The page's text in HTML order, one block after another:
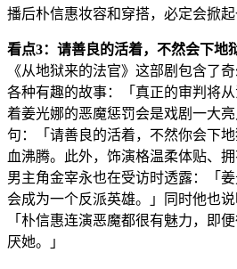
播后朴信惠妆容和穿搭，必定会掀起
看点3：请善良的活着，不然会下地
《从地狱来的法官》这部剧包含了
各种有趣的故事：「真正的审判将
着姜光娜的恶魔惩罚会是戏剧一大
句：「请善良的活着，不然你会下
血沸腾。此外，饰演格温柔体贴、
男主角金宰永也在受访时透露：「
会成为一个反派英雄。」同时他也
「朴信惠连演恶魔都很有魅力，即
厌她。」